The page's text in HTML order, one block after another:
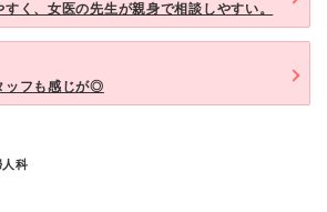
く、女医の先生が親身で相談しやすい。
ッフも感じが◎
科